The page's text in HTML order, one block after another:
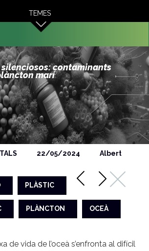
TEMES
silenciosos: contaminants
marí
22/05/2024
Albert
PLÀSTIC
PLÀNCTON OCEÀ
de vida de l’oceà s’enfronta al difícil